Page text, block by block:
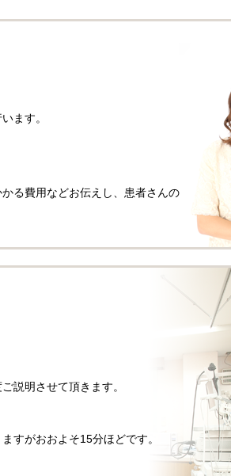
ます。
る費用などお伝えし、患者さんの
説明させて頂きます。
すがおおよそ15分ほどです。